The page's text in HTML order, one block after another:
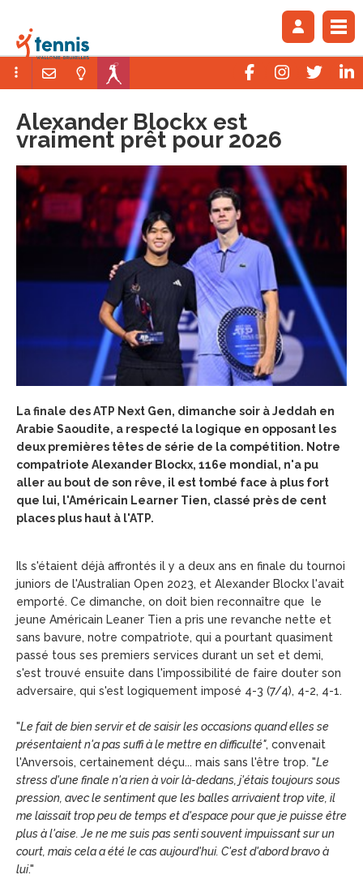
Alexander Blockx est
vraiment prêt pour 2026
La finale des ATP Next Gen, dimanche soir à Jeddah en
Arabie Saoudite, a respecté la logique en opposant les
deux premières têtes de série de la compétition. Notre
compatriote Alexander Blockx, 116e mondial, n'a pu
aller au bout de son rêve, il est tombé face à plus fort
que lui, l'Américain Learner Tien, classé près de cent
places plus haut à l'ATP.
Ils s'étaient déjà affrontés il y a deux ans en finale du tournoi
juniors de l'Australian Open 2023, et Alexander Blockx l'avait
emporté. Ce dimanche, on doit bien reconnaître que le
jeune Américain Leaner Tien a pris une revanche nette et
sans bavure, notre compatriote, qui a pourtant quasiment
passé tous ses premiers services durant un set et demi,
s'est trouvé ensuite dans l'impossibilité de faire douter son
adversaire, qui s'est logiquement imposé 4-3 (7/4), 4-2, 4-1.
"Le fait de bien servir et de saisir les occasions quand elles se
présentaient n'a pas suffi à le mettre en difficulté", convenait
l'Anversois, certainement déçu... mais sans l'être trop. "Le
stress d'une finale n'a rien à voir là-dedans, j'étais toujours sous
pression, avec le sentiment que les balles arrivaient trop vite, il
me laissait trop peu de temps et d'espace pour que je puisse être
plus à l'aise. Je ne me suis pas senti souvent impuissant sur un
court, mais cela a été le cas aujourd'hui. C'est d'abord bravo à
lui."